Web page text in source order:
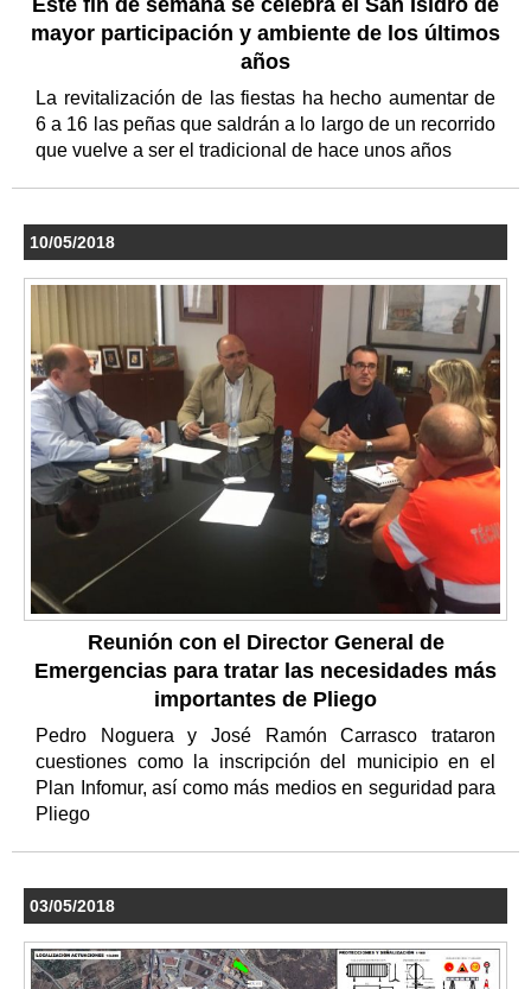
mayor participación y ambiente de los últimos
años
La revitalización de las fiestas ha hecho aumentar de
6 a 16 las peñas que saldrán a lo largo de un recorrido
que vuelve a ser el tradicional de hace unos años
10/05/2018
Reunión con el Director General de
Emergencias para tratar las necesidades más
importantes de Pliego
Pedro Noguera y José Ramón Carrasco trataron
cuestiones como la inscripción del municipio en el
Plan Infomur, así como más medios en seguridad para
Pliego
03/05/2018